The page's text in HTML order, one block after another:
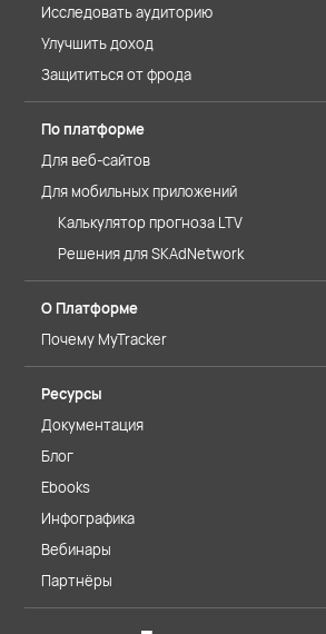
Исследовать аудиторию
Улучшить доход
Защититься от фрода
По платформе
Для веб-сайтов
Для мобильных приложений
Калькулятор прогноза LTV
Решения для SKAdNetwork
О Платформе
Почему MyTracker
Ресурсы
Документация
Блог
Ebooks
Инфографика
Вебинары
Партнёры